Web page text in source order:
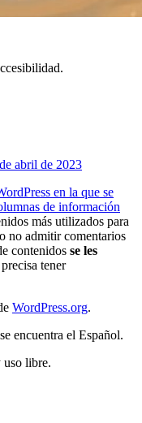
abril de 2023
más utilizados para
no admitir comentarios
contenidos se les
tener
WordPress.org.
encuentra el Español.
libre.